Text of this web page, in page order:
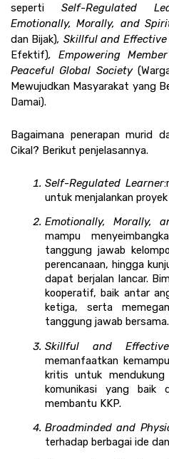
seperti Self-Regulated
Emotionally, Morally, and
dan Bijak), Skillful and
Efektif), Empowering
Peaceful Global Society
Mewujudkan Masyarakat yang
Damai).
Bagaimana penerapan murid
Cikal? Berikut penjelasannya.
Self-Regulated Learner:
untuk menjalankan
Emotionally, Morally,
mampu
tanggung jawab
perencanaan, hingga
dapat berjalan lancar.
kooperatif, baik antar
ketiga, serta
tanggung jawab bersama.
Skillful and
memanfaatkan
kritis untuk mendukung
komunikasi yang baik
membantu KKP.
Broadminded and
terhadap berbagai ide